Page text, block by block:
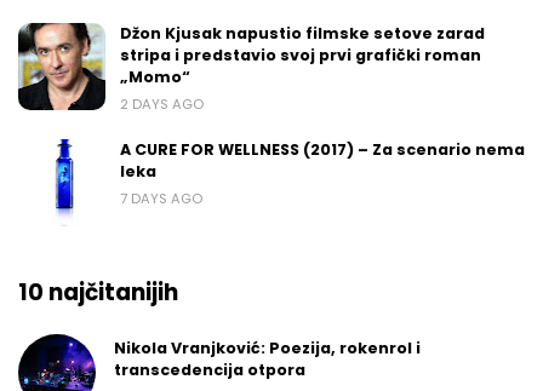
Džon Kjusak napustio filmske setove zarad
stripa i predstavio svoj prvi grafički roman
„Momo“
2 DAYS AGO
A CURE FOR WELLNESS (2017) – Za scenario nema
leka
7 DAYS AGO
10 najčitanijih
Nikola Vranjković: Poezija, rokenrol i
transcedencija otpora